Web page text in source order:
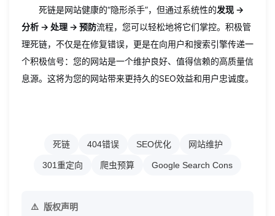
死链是网站健康的“隐形杀手”，但通过系统性的发现 →
分析 → 处理 → 预防流程，您可以轻松地将它们掌控。积极管
理死链，不仅是在修复错误，更是在向用户和搜索引擎传递一
个积极信号：您的网站是一个维护良好、值得信赖的高质量信
息源。这将为您的网站带来更持久的SEO效益和用户忠诚度。
死链 404错误 SEO优化 网站维护
301重定向 爬虫预算 Google Search Cons
版权声明